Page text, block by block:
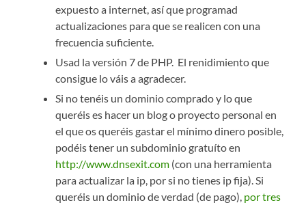
expuesto a internet, así que programad
actualizaciones para que se realicen con una
frecuencia suficiente.
Usad la versión 7 de PHP. El renidimiento que
consigue lo váis a agradecer.
Si no tenéis un dominio comprado y lo que
queréis es hacer un blog o proyecto personal en
el que os queréis gastar el mínimo dinero posible,
podéis tener un subdominio gratuíto en
http://www.dnsexit.com (con una herramienta
para actualizar la ip, por si no tienes ip fija). Si
queréis un dominio de verdad (de pago), por tres